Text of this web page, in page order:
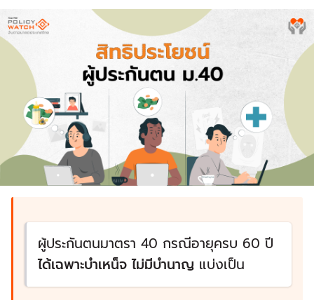
ผู้ประกันตนมาตรา 40 กรณีอายุครบ 60 ปี
ได้เฉพาะบำเหน็จ ไม่มีบำนาญ แบ่งเป็น